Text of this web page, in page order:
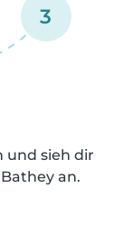
3
und sieh dir
an.